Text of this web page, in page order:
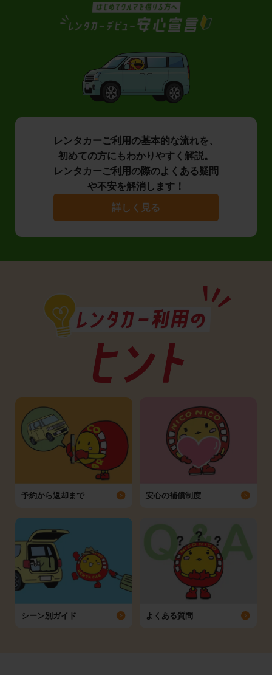
レンタカーご利用の基本的な流れを、
初めての方にもわかりやすく解説。
レンタカーご利用の際のよくある疑問
や不安を解消します！
詳しく見る
予約から返却まで 安心の補償制度
シーン別ガイド よくある質問